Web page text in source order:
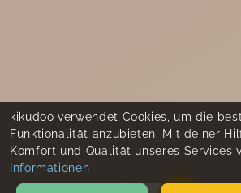
kikudoo verwendet Cookies, um die
Funktionalität anzubieten. Mit deiner
Komfort und Qualität unseres Services
Informationen